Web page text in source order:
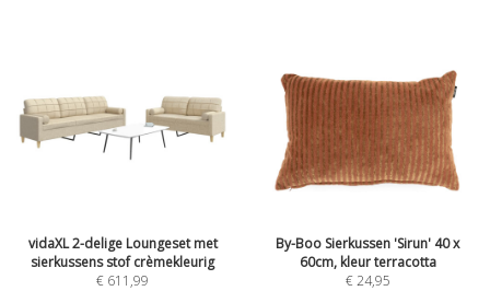
vidaXL 2-delige Loungeset met
sierkussens stof crèmekleurig
€ 611,99
By-Boo Sierkussen 'Sirun' 40 x
60cm, kleur terracotta
€ 24,95